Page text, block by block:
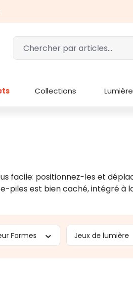
Collections
facile: positionnez-les et
piles est bien caché, intégré
Formes Jeux de lumière